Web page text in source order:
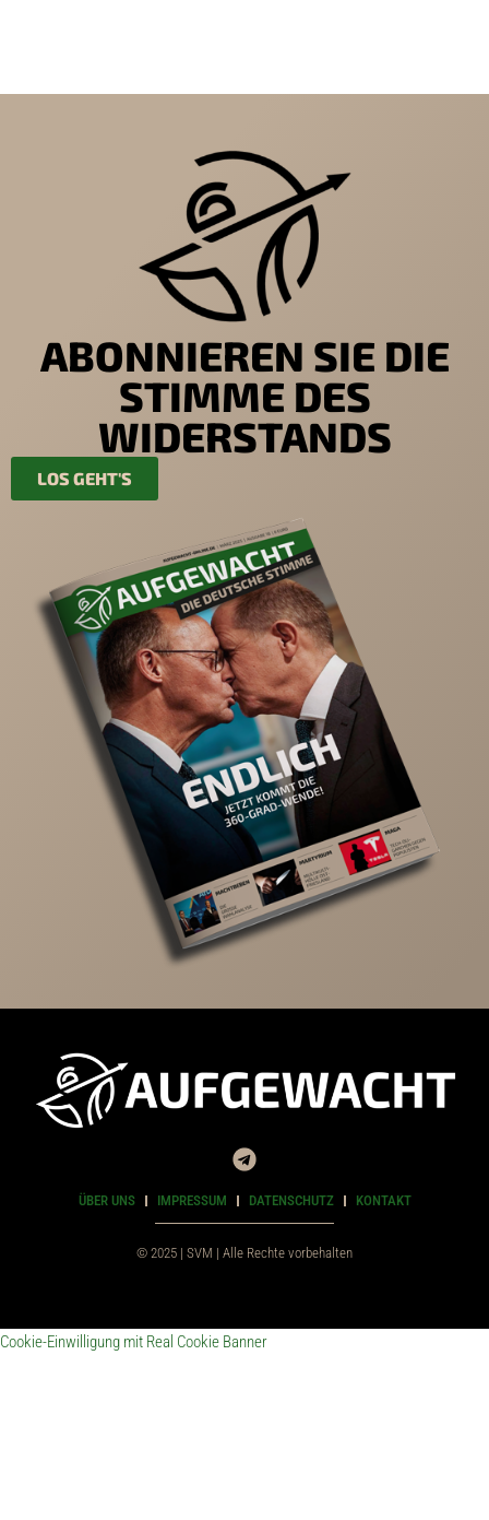
ABONNIEREN SIE DIE
STIMME DES
WIDERSTANDS
LOS GEHT'S
ÜBER UNS IMPRESSUM DATENSCHUTZ KONTAKT
© 2025 | SVM | Alle Rechte vorbehalten
Cookie-Einwilligung mit Real Cookie Banner